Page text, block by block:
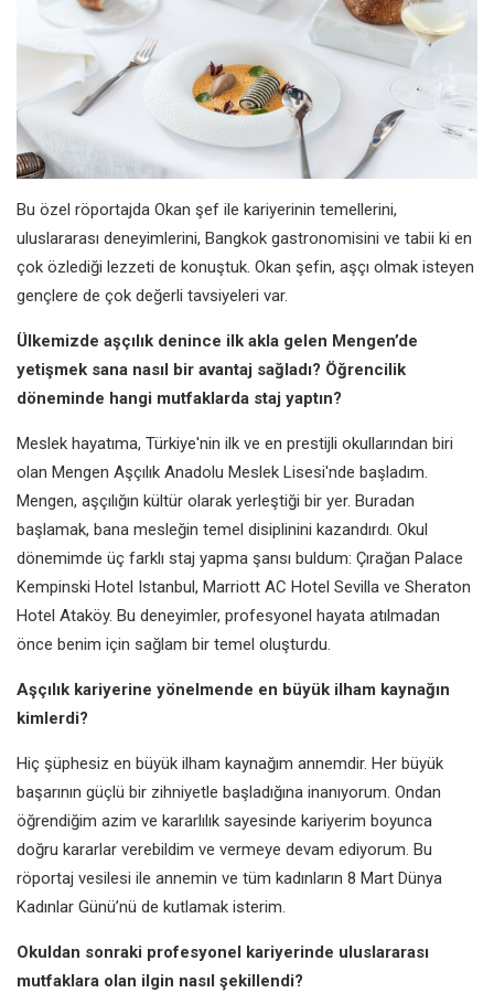
Bu özel röportajda Okan şef ile kariyerinin temellerini,
uluslararası deneyimlerini, Bangkok gastronomisini ve tabii ki en
çok özlediği lezzeti de konuştuk. Okan şefin, aşçı olmak isteyen
gençlere de çok değerli tavsiyeleri var.
Ülkemizde aşçılık denince ilk akla gelen Mengen’de
yetişmek sana nasıl bir avantaj sağladı? Öğrencilik
döneminde hangi mutfaklarda staj yaptın?
Meslek hayatıma, Türkiye'nin ilk ve en prestijli okullarından biri
olan Mengen Aşçılık Anadolu Meslek Lisesi'nde başladım.
Mengen, aşçılığın kültür olarak yerleştiği bir yer. Buradan
başlamak, bana mesleğin temel disiplinini kazandırdı. Okul
dönemimde üç farklı staj yapma şansı buldum: Çırağan Palace
Kempinski Hotel Istanbul, Marriott AC Hotel Sevilla ve Sheraton
Hotel Ataköy. Bu deneyimler, profesyonel hayata atılmadan
önce benim için sağlam bir temel oluşturdu.
Aşçılık kariyerine yönelmende en büyük ilham kaynağın
kimlerdi?
Hiç şüphesiz en büyük ilham kaynağım annemdir. Her büyük
başarının güçlü bir zihniyetle başladığına inanıyorum. Ondan
öğrendiğim azim ve kararlılık sayesinde kariyerim boyunca
doğru kararlar verebildim ve vermeye devam ediyorum. Bu
röportaj vesilesi ile annemin ve tüm kadınların 8 Mart Dünya
Kadınlar Günü’nü de kutlamak isterim.
Okuldan sonraki profesyonel kariyerinde uluslararası
mutfaklara olan ilgin nasıl şekillendi?